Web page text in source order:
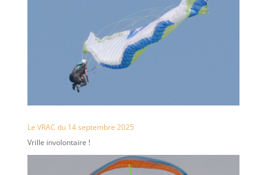
Le VRAC du 14 septembre 2025
Vrille involontaire !